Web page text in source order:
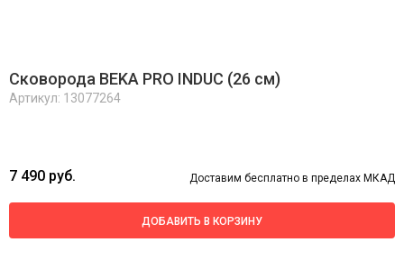
Сковорода BEKA PRO INDUC (26 см)
Артикул: 13077264
7 490 руб. Доставим бесплатно в пределах МКАД
ДОБАВИТЬ В КОРЗИНУ